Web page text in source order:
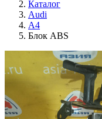
Каталог
Audi
A4
Блок ABS